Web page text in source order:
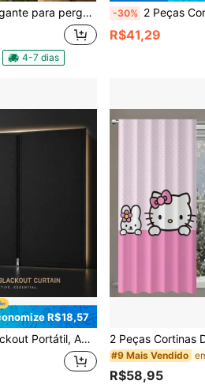
protege contra insetos poeira palha
4-7 dias
-30% 2 Peças Cortinas Transparentes de Cor Sólida para Uso Externo, Cortinas Transparentes com Barra de
R$41,29
R$18,57
de Zíper Único, 100% Blackout Total, Instalação Fácil sem Perfuração, Proteção UV
#9 Mais Vendido
R$58,95